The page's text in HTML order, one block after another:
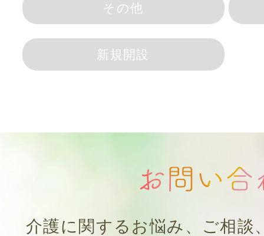
その他
新規開設
介護に関するお悩み、ご相談